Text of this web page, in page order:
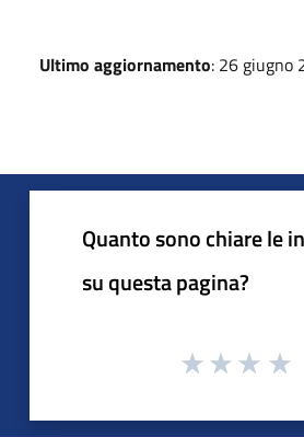
Ultimo aggiornamento: 26 giugno
Quanto sono chiare le
su questa pagina?